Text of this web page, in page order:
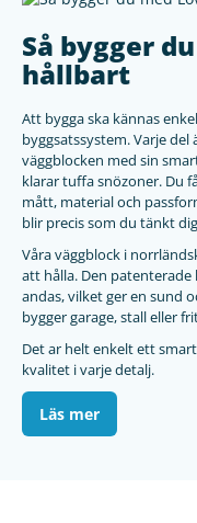
Så bygger
hållbart
Att bygga ska kännas
byggsatssystem. Varje
väggblocken med sin
klarar tuffa snözoner. Du
mått, material och
blir precis som du tänkt
Våra väggblock i
att hålla. Den
andas, vilket ger en sund
bygger garage, stall eller
Det ar helt enkelt ett
kvalitet i varje detalj.
Läs mer